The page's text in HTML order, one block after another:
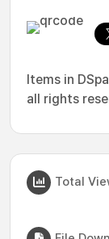
Items in
all rights
Total